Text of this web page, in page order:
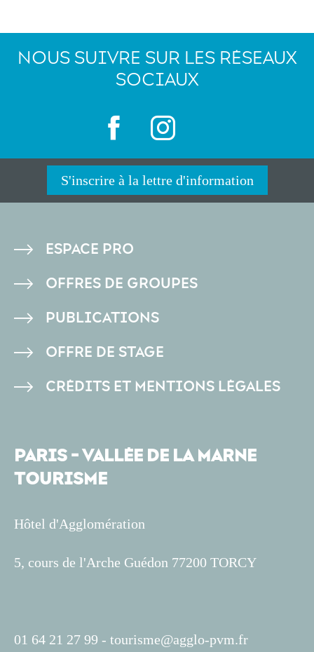
NOUS SUIVRE SUR LES RÉSEAUX
SOCIAUX
S'inscrire à la lettre d'information
PIED
DE
ESPACE PRO
OFFRES DE GROUPES
PUBLICATIONS
OFFRE DE STAGE
CRÉDITS ET MENTIONS LÉGALES
PARIS - VALLÉE DE LA MARNE
TOURISME
Hôtel d'Agglomération
5, cours de l'Arche Guédon 77200 TORCY
01 64 21 27 99 - tourisme@agglo-pvm.fr